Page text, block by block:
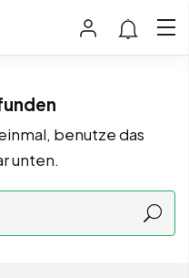
benutze das
unten.